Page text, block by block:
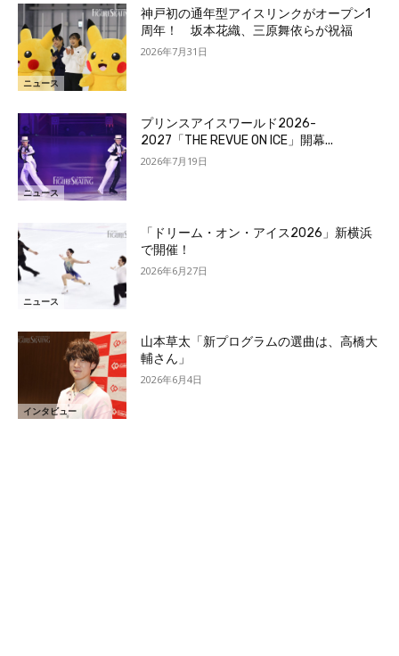
ニュース
神戸初の通年型アイスリンクがオープン1
周年！ 坂本花織、三原舞依らが祝福
2026年7月31日
ニュース
プリンスアイスワールド2026-
2027「THE REVUE ON ICE」開幕...
2026年7月19日
ニュース
「ドリーム・オン・アイス2026」新横浜
で開催！
2026年6月27日
インタビュー
山本草太「新プログラムの選曲は、高橋大
輔さん」
2026年6月4日